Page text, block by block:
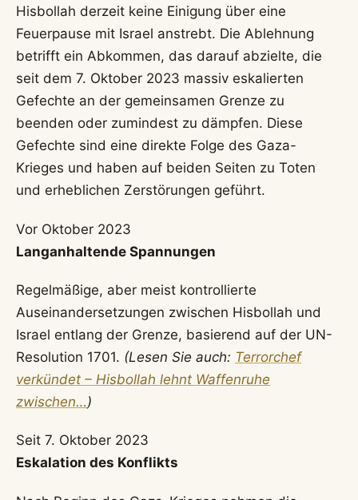
Hisbollah derzeit keine Einigung über eine
Feuerpause mit Israel anstrebt. Die Ablehnung
betrifft ein Abkommen, das darauf abzielte, die
seit dem 7. Oktober 2023 massiv eskalierten
Gefechte an der gemeinsamen Grenze zu
beenden oder zumindest zu dämpfen. Diese
Gefechte sind eine direkte Folge des Gaza-
Krieges und haben auf beiden Seiten zu Toten
und erheblichen Zerstörungen geführt.
Vor Oktober 2023
Langanhaltende Spannungen
Regelmäßige, aber meist kontrollierte
Auseinandersetzungen zwischen Hisbollah und
Israel entlang der Grenze, basierend auf der UN-
Resolution 1701. (Lesen Sie auch: Terrorchef
verkündet – Hisbollah lehnt Waffenruhe
zwischen…)
Seit 7. Oktober 2023
Eskalation des Konflikts